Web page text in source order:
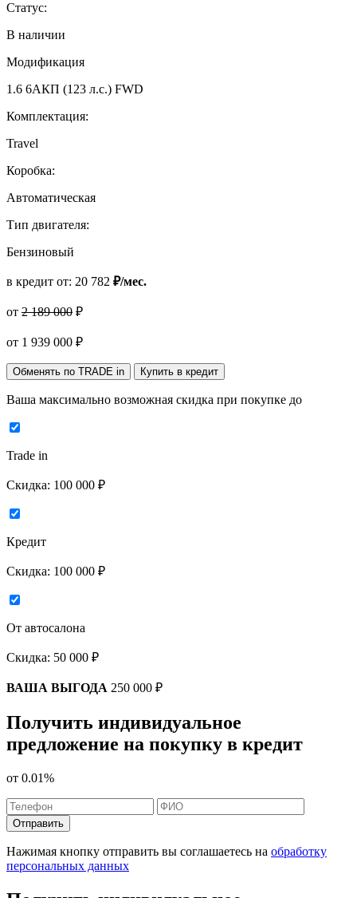
Статус:
В наличии
Модификация
1.6 6AКП (123 л.с.) FWD
Комплектация:
Travel
Коробка:
Автоматическая
Тип двигателя:
Бензиновый
в кредит от: 20 782 ₽/мес.
от 2 189 000 ₽
от 1 939 000 ₽
Обменять по TRADE in Купить в кредит
Ваша максимально возможная скидка при покупке до
Trade in
Скидка: 100 000 ₽
Кредит
Скидка: 100 000 ₽
От автосалона
Скидка: 50 000 ₽
ВАША ВЫГОДА 250 000 ₽
Получить индивидуальное
предложение на покупку в кредит
от 0.01%
Отправить
Нажимая кнопку отправить вы соглашаетесь на обработку
персональных данных